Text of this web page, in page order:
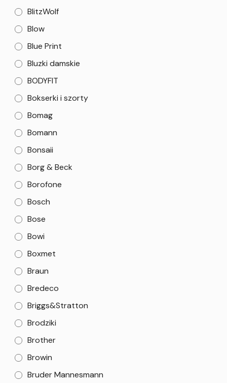
BlitzWolf
Blow
Blue Print
Bluzki damskie
BODYFIT
Bokserki i szorty
Bomag
Bomann
Bonsaii
Borg & Beck
Borofone
Bosch
Bose
Bowi
Boxmet
Braun
Bredeco
Briggs&Stratton
Brodziki
Brother
Browin
Bruder Mannesmann